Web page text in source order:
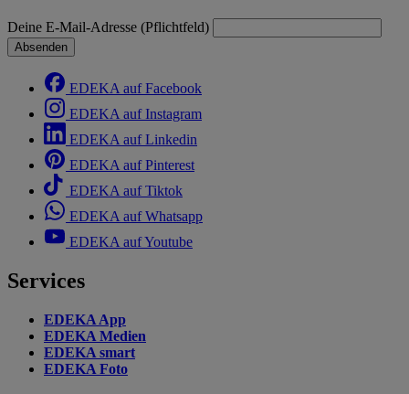
Deine E-Mail-Adresse (Pflichtfeld)
Absenden
EDEKA auf Facebook
EDEKA auf Instagram
EDEKA auf Linkedin
EDEKA auf Pinterest
EDEKA auf Tiktok
EDEKA auf Whatsapp
EDEKA auf Youtube
Services
EDEKA App
EDEKA Medien
EDEKA smart
EDEKA Foto